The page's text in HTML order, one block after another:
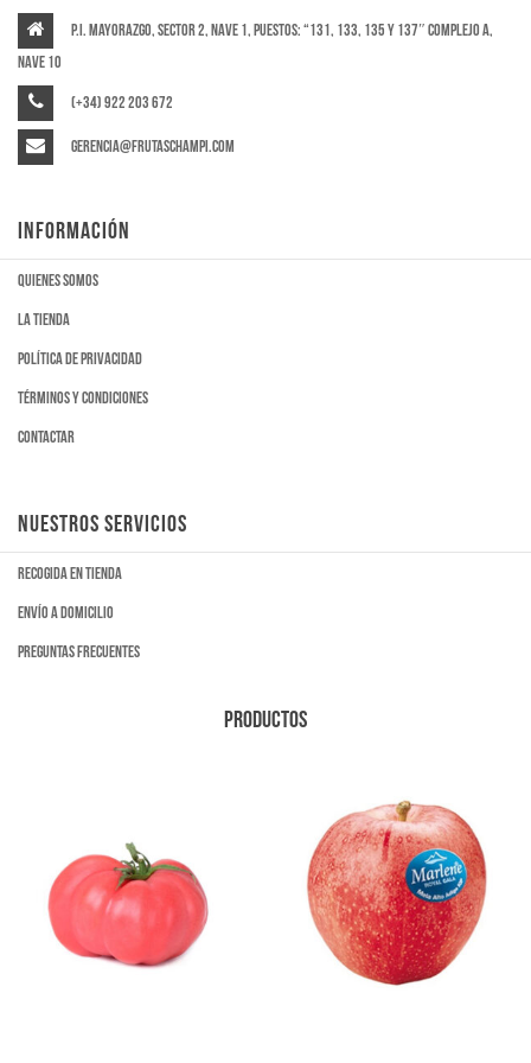
P.I. Mayorazgo, Sector 2, Nave 1, puestos: “131, 133, 135 y 137″ Complejo A,
Nave 10
(+34) 922 203 672
gerencia@frutaschampi.com
INFORMACIÓN
Quienes somos
La tienda
Política de privacidad
Términos y condiciones
Contactar
NUESTROS SERVICIOS
Recogida en tienda
Envío a domicilio
Preguntas frecuentes
PRODUCTOS